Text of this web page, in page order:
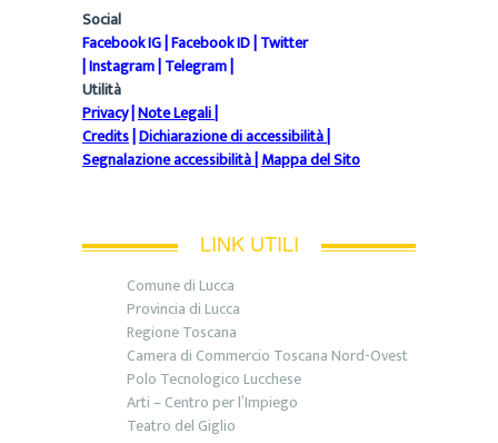
Social
Facebook IG|Facebook ID|Twitter
|Instagram|Telegram|
Utilità
Privacy|Note Legali|
Credits|Dichiarazione di accessibilità|
Segnalazione accessibilità|Mappa del Sito
LINK UTILI
Comune di Lucca
Provincia di Lucca
Regione Toscana
Camera di Commercio Toscana Nord-Ovest
Polo Tecnologico Lucchese
Arti – Centro per l’Impiego
Teatro del Giglio